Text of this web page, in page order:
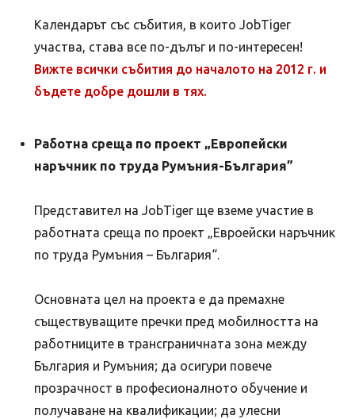
Календарът със събития, в които JobTiger
участва, става все по-дълъг и по-интересен!
Вижте всички събития до началото на 2012 г. и
бъдете добре дошли в тях.
Работна среща по проект „Европейски
наръчник по труда Румъния-България”
Представител на JobTiger ще вземе участие в
работната среща по проект „Евроейски наръчник
по труда Румъния – България“.
Основната цел на проекта е да премахне
съществуващите пречки пред мобилността на
работниците в трансграничната зона между
България и Румъния; да осигури повече
прозрачност в професионалното обучение и
получаване на квалификации; да улесни